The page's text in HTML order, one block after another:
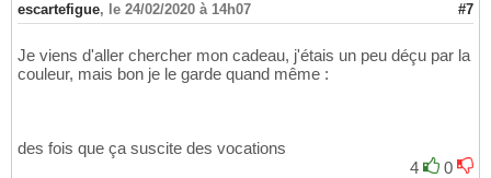
escartefigue, le 24/02/2020 à 14h07 #7
Je viens d'aller chercher mon cadeau, j'étais un peu déçu par la
couleur, mais bon je le garde quand même :
des fois que ça suscite des vocations
4
0